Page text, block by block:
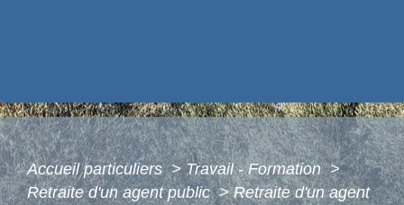
Accueil particuliers> Travail - Formation>
Retraite d'un agent public> Retraite d'un agent